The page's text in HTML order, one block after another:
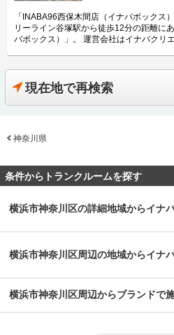
「INABA96西保木間店（イナバボックス）」 東京都足立区、東武スカ
リーライン谷塚駅から徒歩12分の距離に
バボックス）」。 運営会社はイナバクリ
たレンタル収納スペース「INABA96」や
る会社です。 今回は、イナバクリエイト
「INABA96西保木間店（イナバボックス
介します。 「INABA96西保木間店（イナバボックス）」の特長を教えてく
駐車場も完備しております。2階建てエレ
お客さんの幅広いニーズに対応できるプ
には、断熱材仕様の二重構造の床・壁・
イン性の工夫もしている高品質なトランクルームです
ています。主な収納物としては季節物や
場として法人様の在庫管理などにもご利
は音響設備やアロマを設置するなど、女
トアップしています。 イナバ物置の部屋
現在地で再検索
神奈川県
条件からトランクルームを探す
横浜市神奈川区の詳細地域からイナ
横浜市神奈川区周辺の地域からイナ
横浜市神奈川区周辺からブランドで